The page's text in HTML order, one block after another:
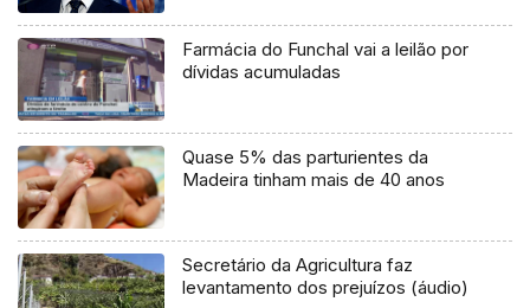
Farmácia do Funchal vai a leilão por
dívidas acumuladas
Quase 5% das parturientes da
Madeira tinham mais de 40 anos
Secretário da Agricultura faz
levantamento dos prejuízos (áudio)